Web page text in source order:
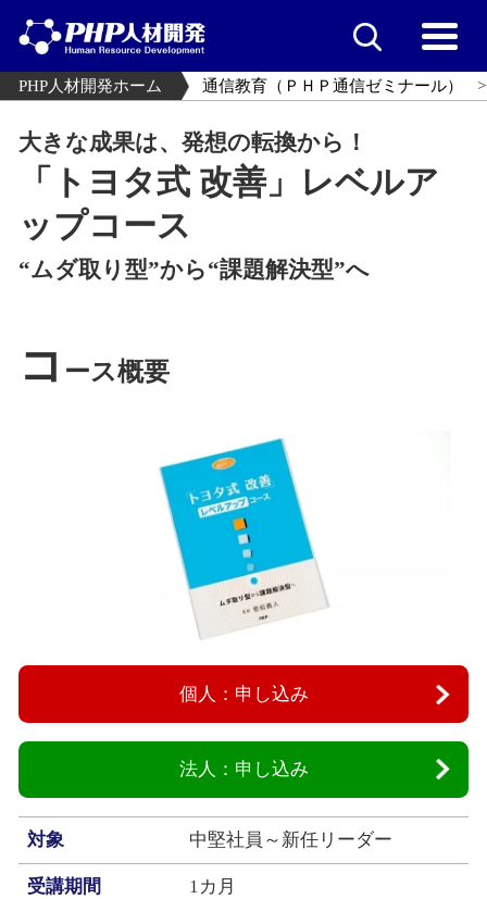
PHP人材開発ホーム 通信教育（ＰＨＰ通信ゼミナール）
大きな成果は、発想の転換から！
「トヨタ式 改善」レベルア
ップコース
“ムダ取り型”から“課題解決型”へ
コ ース概要
個人：申し込み
法人：申し込み
対象 中堅社員～新任リーダー
受講期間 1カ月